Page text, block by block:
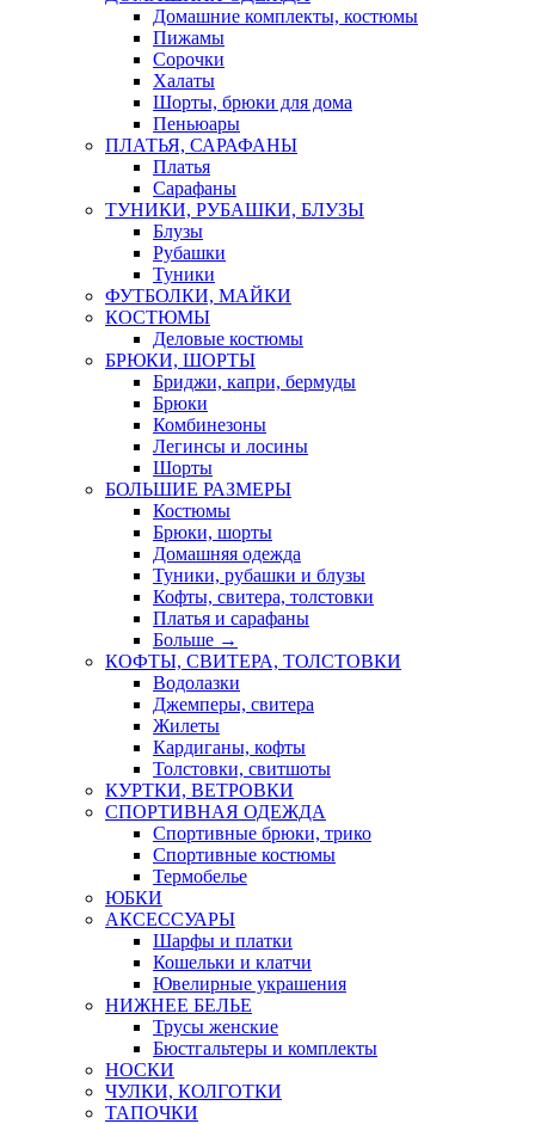
Домашние комплекты, костюмы
Пижамы
Сорочки
Халаты
Шорты, брюки для дома
Пеньюары
ПЛАТЬЯ, САРАФАНЫ
Платья
Сарафаны
ТУНИКИ, РУБАШКИ, БЛУЗЫ
Блузы
Рубашки
Туники
ФУТБОЛКИ, МАЙКИ
КОСТЮМЫ
Деловые костюмы
БРЮКИ, ШОРТЫ
Бриджи, капри, бермуды
Брюки
Комбинезоны
Легинсы и лосины
Шорты
БОЛЬШИЕ РАЗМЕРЫ
Костюмы
Брюки, шорты
Домашняя одежда
Туники, рубашки и блузы
Кофты, свитера, толстовки
Платья и сарафаны
Больше →
КОФТЫ, СВИТЕРА, ТОЛСТОВКИ
Водолазки
Джемперы, свитера
Жилеты
Кардиганы, кофты
Толстовки, свитшоты
КУРТКИ, ВЕТРОВКИ
СПОРТИВНАЯ ОДЕЖДА
Спортивные брюки, трико
Спортивные костюмы
Термобелье
ЮБКИ
AКСЕССУАРЫ
Шарфы и платки
Кошельки и клатчи
Ювелирные украшения
НИЖНЕЕ БЕЛЬЕ
Трусы женские
Бюстгальтеры и комплекты
НОСКИ
ЧУЛКИ, КОЛГОТКИ
ТАПОЧКИ